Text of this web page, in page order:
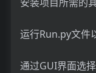
运行Run.py文件
通过GUI界面选